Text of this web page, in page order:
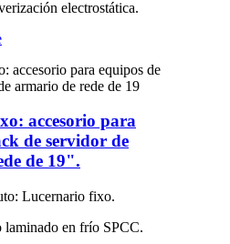
electrostática.
accesorio para
de servidor de
de 19".
Lucernario fixo.
laminado en frío SPCC.